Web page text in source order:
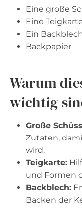
Eine große
Eine Teigkarte
Ein Backblech
Backpapier
Warum
wichtig
Große
Zutaten,
wird.
Teigkarte:
und Formen
Backblech:
Backen der